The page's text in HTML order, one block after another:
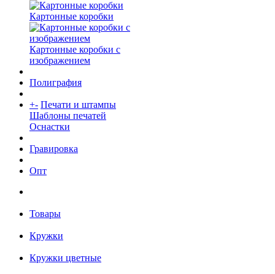
Картонные коробки
Картонные коробки с
изображением
Полиграфия
+- Печати и штампы
Шаблоны печатей
Оснастки
Гравировка
Опт
Товары
Кружки
Кружки цветные